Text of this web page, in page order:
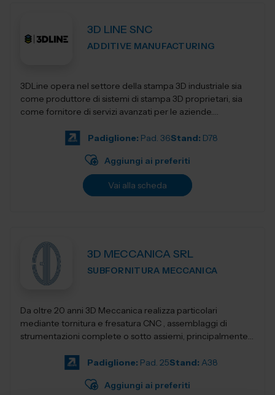
3D LINE SNC
ADDITIVE MANUFACTURING
3DLine opera nel settore della stampa 3D industriale sia
come produttore di sistemi di stampa 3D proprietari, sia
come fornitore di servizi avanzati per le aziende.
Padiglione: Pad. 36Stand: D78
Aggiungi ai preferiti
Vai alla scheda
3D MECCANICA SRL
SUBFORNITURA MECCANICA
Da oltre 20 anni 3D Meccanica realizza particolari
mediante tornitura e fresatura CNC , assemblaggi di
strumentazioni complete o sotto assiemi, principalmente
Padiglione: Pad. 25Stand: A38
Aggiungi ai preferiti